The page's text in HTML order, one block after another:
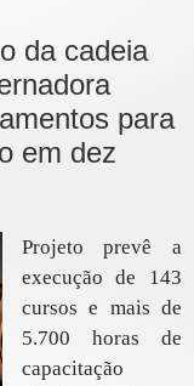
da cadeia
para
em dez
Projeto prevê a
execução de 143
cursos e mais de
5.700 horas de
capacitação